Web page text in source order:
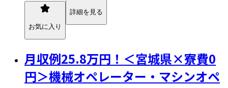
お気に入り
詳細を見る
月収例25.8万円！＜宮城県×寮費0
円＞機械オペレーター・マシンオペ